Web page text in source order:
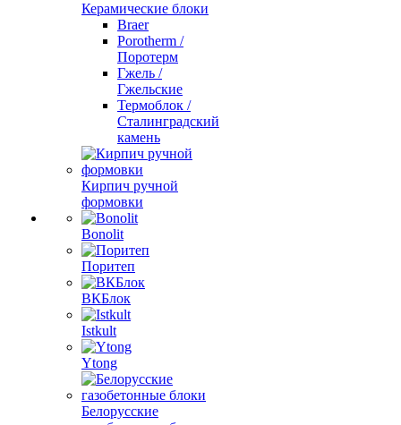
Керамические блоки
Braer
Porotherm /
Поротерм
Гжель /
Гжельские
Термоблок /
Сталинградский
камень
Кирпич ручной
формовки
Bonolit
Поритеп
ВКБлок
Istkult
Ytong
Белорусские